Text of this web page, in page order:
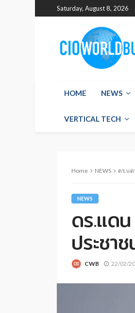
Saturday, August 8, 2026
HOME NEWS
VERTICAL TECH
Home NEWS ดร.แ
NEWS
ดร.แด
ประชา
CWB 22/02/